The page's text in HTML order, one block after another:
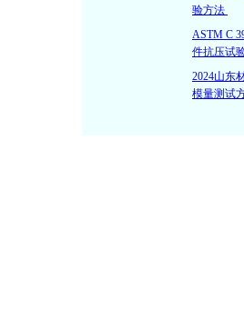
验方法
ASTM C
件抗压试
2024山东
模量测试